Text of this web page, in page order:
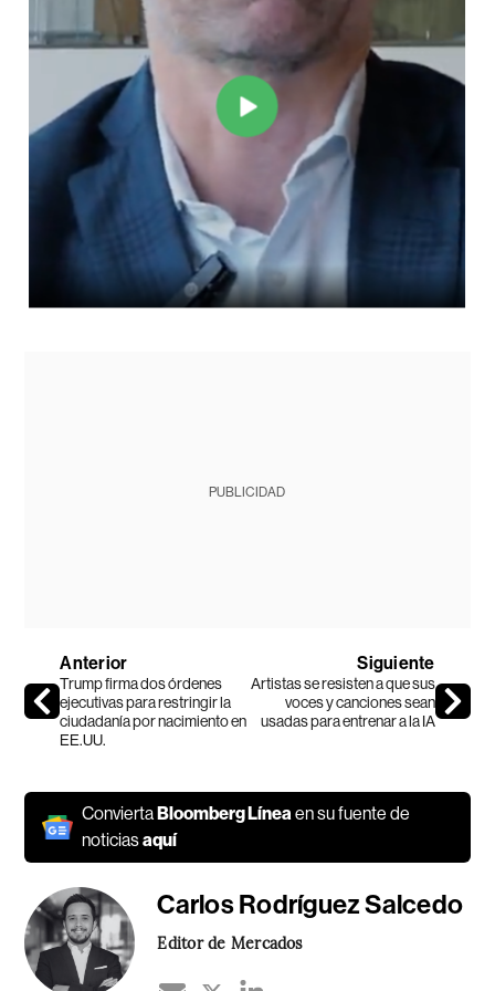
PUBLICIDAD
Anterior
Trump firma dos órdenes
ejecutivas para restringir la
ciudadanía por nacimiento en
EE.UU.
Siguiente
Artistas se resisten a que sus
voces y canciones sean
usadas para entrenar a la IA
ConviertaBloomberg Líneaen su fuente de
noticiasaquí
Carlos Rodríguez Salcedo
Editor de Mercados